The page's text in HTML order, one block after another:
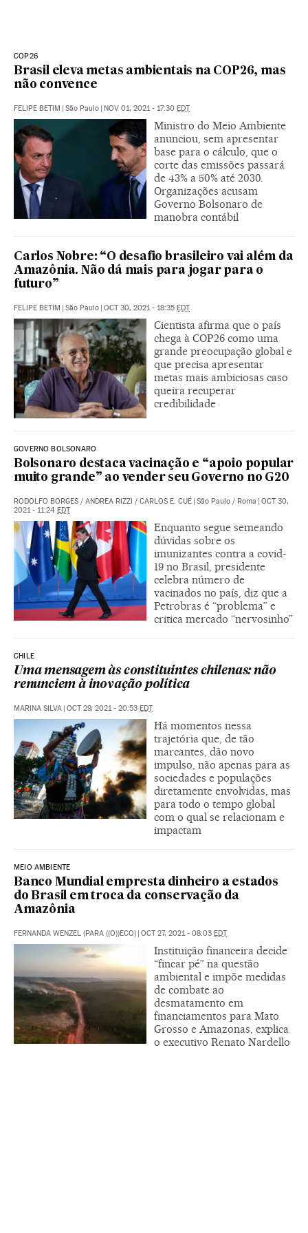
COP26
Brasil eleva metas ambientais na COP26, mas
não convence
FELIPE BETIM | São Paulo | NOV 01, 2021 - 17:30 EDT
Ministro do Meio Ambiente
anunciou, sem apresentar
base para o cálculo, que o
corte das emissões passará
de 43% a 50% até 2030.
Organizações acusam
Governo Bolsonaro de
manobra contábil
Carlos Nobre: “O desafio brasileiro vai além da
Amazônia. Não dá mais para jogar para o
futuro”
FELIPE BETIM | São Paulo | OCT 30, 2021 - 18:35 EDT
Cientista afirma que o país
chega à COP26 como uma
grande preocupação global e
que precisa apresentar
metas mais ambiciosas caso
queira recuperar
credibilidade
GOVERNO BOLSONARO
Bolsonaro destaca vacinação e “apoio popular
muito grande” ao vender seu Governo no G20
RODOLFO BORGES / ANDREA RIZZI / CARLOS E. CUÉ | São Paulo / Roma | OCT 30,
2021 - 11:24 EDT
Enquanto segue semeando
dúvidas sobre os
imunizantes contra a covid-
19 no Brasil, presidente
celebra número de
vacinados no país, diz que a
Petrobras é “problema” e
critica mercado “nervosinho”
CHILE
Uma mensagem às constituintes chilenas: não
renunciem à inovação política
MARINA SILVA | OCT 29, 2021 - 20:53 EDT
Há momentos nessa
trajetória que, de tão
marcantes, dão novo
impulso, não apenas para as
sociedades e populações
diretamente envolvidas, mas
para todo o tempo global
com o qual se relacionam e
impactam
MEIO AMBIENTE
Banco Mundial empresta dinheiro a estados
do Brasil em troca da conservação da
Amazônia
FERNANDA WENZEL (PARA ((O))ECO) | OCT 27, 2021 - 08:03 EDT
Instituição financeira decide
“fincar pé” na questão
ambiental e impõe medidas
de combate ao
desmatamento em
financiamentos para Mato
Grosso e Amazonas, explica
o executivo Renato Nardello